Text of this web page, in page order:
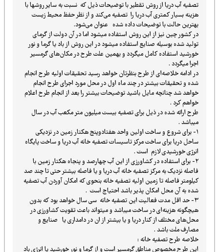
تصفیه آب دریا از روش تقطیر با توضیحات ذیل که نسبت به سایر روشها با
هزینه بسیار کمتری آب دریا را تصفیه می‌کند و از نظر حفظ محیط زیست
بهترین حالت با توضیحات داده شده عنوان می‌شود.
در کشور چین نیز از این روش استفاده میشود اما در آن دو‌لت از گرمای
تولید شده بوسیله صنایع استفاده میشود در این روش از باد یا گرما و نور
خورشید استفاده کامل ميگردد و بهمین علت طرح در مکان‌های گرمسیر
اجرا ميگردد .
در ادامه خلاصه‌ای از طرح بنظرتان خواهد رسید تحقیقات اولیه طرح انجام
شده و تحقیقات بیشتر در چند ماه اول در محل مورد اجرای طرح انجام
خواهد شد چنانچه مایل باشید توضیحات بیشتر را بعد از انجام طرح اعلام
خواهم کرد .
طرح ارائه شده در ذیل برای تصفیه بیست میلیون متر مکعب آب در سال
میباشد .
۱- برای شروع و ساخت اولين واحد هفتادوپنج هکتار زمین در نزدیکی
ساحل دریا برای ساخت مرکز تاسیسات تصفیه خانه آب دریا و ساخت پایگاه
انرژی خورشیدی لازم است .
۲- برای استفاده در کشاورزی از این آب چهارصد و پنجاه هکتار زمین با
فاصله نزدیک به مرکز تصفیه خانه آب دریا و یا فاصله بیشتر حتی تا چند صد
کیلومتر فاصله تا زمین اولیه تصفیه خانه بنحوی که امکان آوردن آب تصفیه
شده به آن محل امکان پذیر باشد احتیاج است .
۳- حد اقل مدت فعالیت این تصفیه خانه سی سال خواهد بود که بدون
هیچگونه هزینه‌ای در ساخت میباشد و میتواند باعث تقویت کشاورزی در
محل‌های مختلف از کنار دریا و یا بیشتر از ان در دامداری یا صنایع و
مصارف ملت باشد .
خلاصه طرح تصفیه خانه :
این طرح مخصوص مناطق گرمسیر است و از گرما و نور خورشید یا انرژی باد